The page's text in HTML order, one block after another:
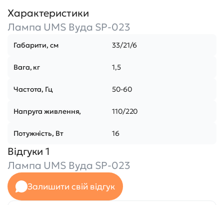
Характеристики
Лампа UMS Вуда SP-023
Габарити, см 33/21/6
Вага, кг 1,5
Частота, Гц 50-60
Напруга живлення, 110/220
Потужність, Вт 16
Відгуки 1
Лампа UMS Вуда SP-023
Залишити свій відгук